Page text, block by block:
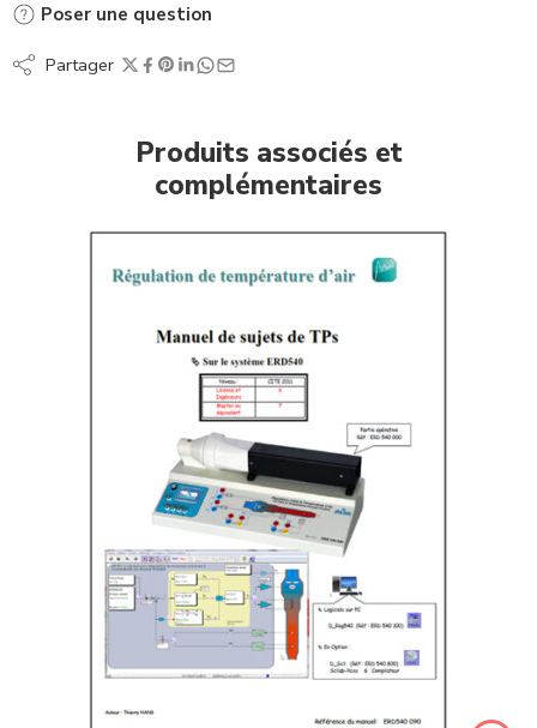
Poser une question
Partager
Produits associés et
complémentaires